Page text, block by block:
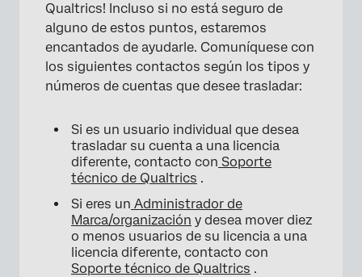
Qualtrics! Incluso si no está seguro de
alguno de estos puntos, estaremos
encantados de ayudarle. Comuníquese con
los siguientes contactos según los tipos y
números de cuentas que desee trasladar:
Si es un usuario individual que desea
trasladar su cuenta a una licencia
diferente, contacto con Soporte
técnico de Qualtrics .
Si eres un Administrador de
Marca/organización y desea mover diez
o menos usuarios de su licencia a una
licencia diferente, contacto con
Soporte técnico de Qualtrics .